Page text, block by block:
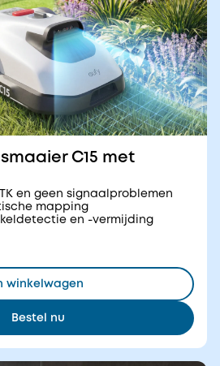
C15 met
en geen signaalproblemen
mapping
en -vermijding
winkelwagen
Bestel nu